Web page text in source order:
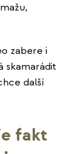
zabere i
skamarádit
další
fakt